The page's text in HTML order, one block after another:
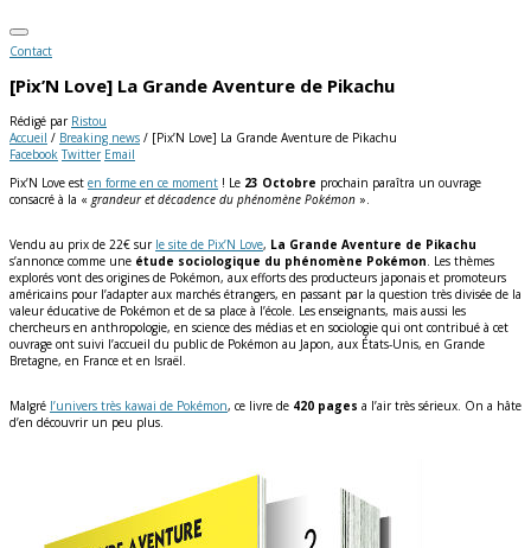
Contact
[Pix’N Love] La Grande Aventure de Pikachu
Rédigé par Ristou
Accueil / Breaking news / [Pix’N Love] La Grande Aventure de Pikachu
Facebook Twitter Email
Pix’N Love est en forme en ce moment ! Le 23 Octobre prochain paraîtra un ouvrage
consacré à la « grandeur et décadence du phénomène Pokémon ».
Vendu au prix de 22€ sur le site de Pix’N Love, La Grande Aventure de Pikachu
s’annonce comme une étude sociologique du phénomène Pokémon. Les thèmes
explorés vont des origines de Pokémon, aux efforts des producteurs japonais et promoteurs
américains pour l’adapter aux marchés étrangers, en passant par la question très divisée de la
valeur éducative de Pokémon et de sa place à l’école. Les enseignants, mais aussi les
chercheurs en anthropologie, en science des médias et en sociologie qui ont contribué à cet
ouvrage ont suivi l’accueil du public de Pokémon au Japon, aux États-Unis, en Grande
Bretagne, en France et en Israël.
Malgré l’univers très kawai de Pokémon, ce livre de 420 pages a l’air très sérieux. On a hâte
d’en découvrir un peu plus.